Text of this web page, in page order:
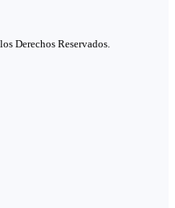
Derechos Reservados.